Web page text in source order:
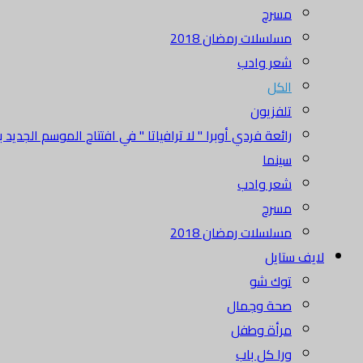
مسرح
مسلسلات رمضان 2018
شعر وادب
الكل
تلفزيون
رائعة فردي أوبرا " لا ترافياتا " في افتتاح الموسم الجديد
سينما
شعر وادب
مسرح
مسلسلات رمضان 2018
لايف ستايل
توك شو
صحة وجمال
مرأة وطفل
ورا كل باب